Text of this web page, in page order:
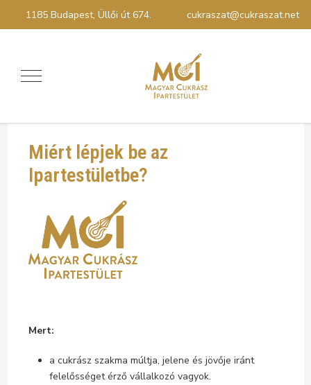
1185 Budapest, Üllői út 674. cukraszat@cukraszat.net
Miért lépjek be az
Ipartestületbe?
Mert:
a cukrász szakma múltja, jelene és jövője iránt
felelősséget érző vállalkozó vagyok.